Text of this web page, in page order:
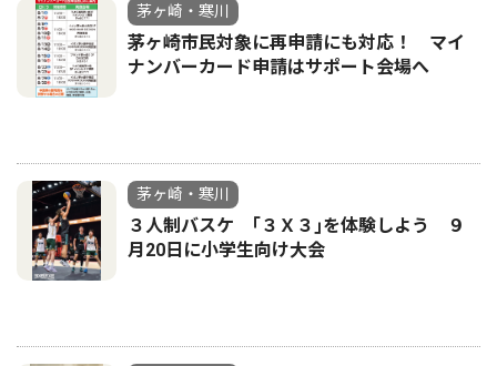
茅ヶ崎・寒川
茅ヶ崎市民対象に再申請にも対応！ マイ
ナンバーカード申請はサポート会場へ
茅ヶ崎・寒川
３人制バスケ ｢３Ｘ３｣を体験しよう ９
月20日に小学生向け大会